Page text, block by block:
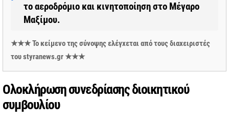
το αεροδρόμιο και κινητοποίηση στο Μέγαρο
Μαξίμου.
★★★ Το κείμενο της σύνοψης ελέγχεται από τους διαχειριστές
του styranews.gr ★★★
Ολοκλήρωση συνεδρίασης διοικητικού
συμβουλίου